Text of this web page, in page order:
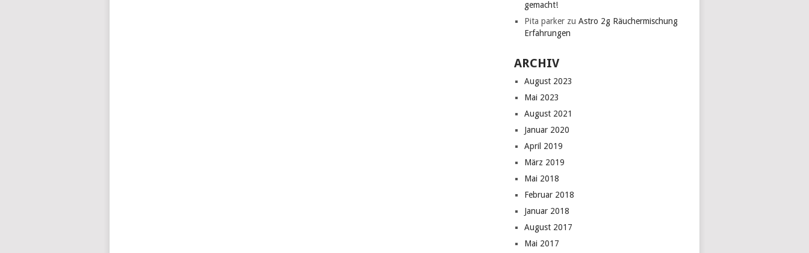
gemacht!
Pita parker zuAstro 2g Räuchermischung
Erfahrungen
ARCHIV
August 2023
Mai 2023
August 2021
Januar 2020
April 2019
März 2019
Mai 2018
Februar 2018
Januar 2018
August 2017
Mai 2017